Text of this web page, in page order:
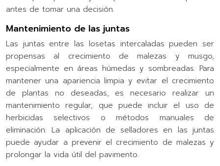
antes de tomar una decisión.
Mantenimiento de las juntas
Las juntas entre las losetas intercaladas pueden ser
propensas al crecimiento de malezas y musgo,
especialmente en áreas húmedas y sombreadas. Para
mantener una apariencia limpia y evitar el crecimiento
de plantas no deseadas, es necesario realizar un
mantenimiento regular, que puede incluir el uso de
herbicidas selectivos o métodos manuales de
eliminación. La aplicación de selladores en las juntas
puede ayudar a prevenir el crecimiento de malezas y
prolongar la vida útil del pavimento.